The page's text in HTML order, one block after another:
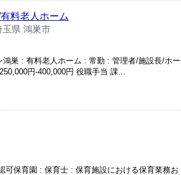
料老人ホーム
玉県 鴻巣市
鴻巣 : 有料老人ホーム : 常勤 : 管理者/施設長/ホー
円-400,000円 役職手当 課...
可保育園 : 保育士 : 保育施設における保育業務お